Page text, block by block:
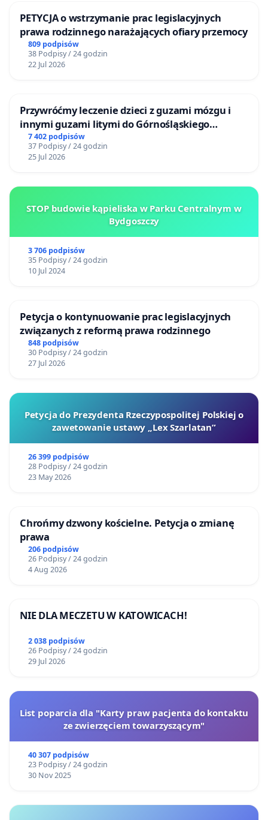
PETYCJA o wstrzymanie prac legislacyjnych
prawa rodzinnego narażających ofiary przemocy
809 podpisów
38 Podpisy / 24 godzin
22 Jul 2026
Przywróćmy leczenie dzieci z guzami mózgu i
innymi guzami litymi do Górnośląskiego
Centrum Zdrowia Dziecka w Katowicach
7 402 podpisów
37 Podpisy / 24 godzin
25 Jul 2026
STOP budowie kąpieliska w Parku Centralnym w
Bydgoszczy
3 706 podpisów
35 Podpisy / 24 godzin
10 Jul 2024
Petycja o kontynuowanie prac legislacyjnych
związanych z reformą prawa rodzinnego
848 podpisów
30 Podpisy / 24 godzin
27 Jul 2026
Petycja do Prezydenta Rzeczypospolitej Polskiej o
zawetowanie ustawy „Lex Szarlatan”
26 399 podpisów
28 Podpisy / 24 godzin
23 May 2026
Chrońmy dzwony kościelne. Petycja o zmianę
prawa
206 podpisów
26 Podpisy / 24 godzin
4 Aug 2026
NIE DLA MECZETU W KATOWICACH!
2 038 podpisów
26 Podpisy / 24 godzin
29 Jul 2026
List poparcia dla "Karty praw pacjenta do kontaktu
ze zwierzęciem towarzyszącym"
40 307 podpisów
23 Podpisy / 24 godzin
30 Nov 2025